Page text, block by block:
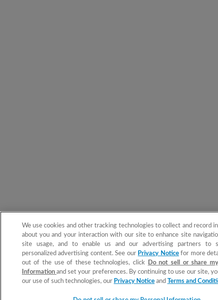
We use cookies and other tracking technologies to collect and record
about you and your interaction with our site to enhance site
site usage, and to enable us and our advertising partners to
personalized advertising content. See our Privacy Noticefor more
out of the use of these technologies, click
Do not sell or share
Information and set your preferences. By continuing to use our site,
our use of such technologies, our Privacy Noticeand Terms and